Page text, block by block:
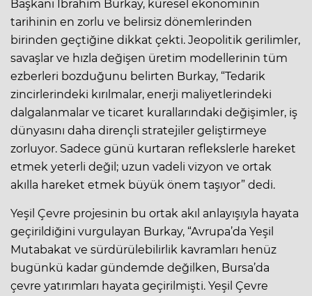
Başkanı İbrahim Burkay, küresel ekonominin
tarihinin en zorlu ve belirsiz dönemlerinden
birinden geçtiğine dikkat çekti. Jeopolitik gerilimler,
savaşlar ve hızla değişen üretim modellerinin tüm
ezberleri bozduğunu belirten Burkay, “Tedarik
zincirlerindeki kırılmalar, enerji maliyetlerindeki
dalgalanmalar ve ticaret kurallarındaki değişimler, iş
dünyasını daha dirençli stratejiler geliştirmeye
zorluyor. Sadece günü kurtaran reflekslerle hareket
etmek yeterli değil; uzun vadeli vizyon ve ortak
akılla hareket etmek büyük önem taşıyor” dedi.
Yeşil Çevre projesinin bu ortak akıl anlayışıyla hayata
geçirildiğini vurgulayan Burkay, “Avrupa’da Yeşil
Mutabakat ve sürdürülebilirlik kavramları henüz
bugünkü kadar gündemde değilken, Bursa’da
çevre yatırımları hayata geçirilmişti. Yeşil Çevre